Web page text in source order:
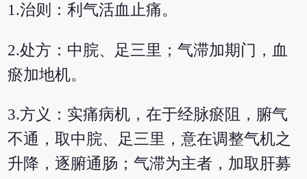
1.治则：利气活血止痛。
2.处方：中脘、足三里；气滞加期门，血
瘀加地机。
3.方义：实痛病机，在于经脉瘀阻，腑气
不通，取中脘、足三里，意在调整气机之
升降，逐腑通肠；气滞为主者，加取肝募